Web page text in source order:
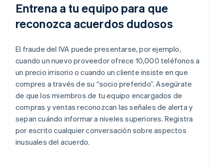
Entrena a tu equipo para que
reconozca acuerdos dudosos
El fraude del IVA puede presentarse, por ejemplo,
cuando un nuevo proveedor ofrece 10,000 teléfonos a
un precio irrisorio o cuando un cliente insiste en que
compres a través de su “socio preferido”. Asegúrate
de que los miembros de tu equipo encargados de
compras y ventas reconozcan las señales de alerta y
sepan cuándo informar a niveles superiores. Registra
por escrito cualquier conversación sobre aspectos
inusuales del acuerdo.